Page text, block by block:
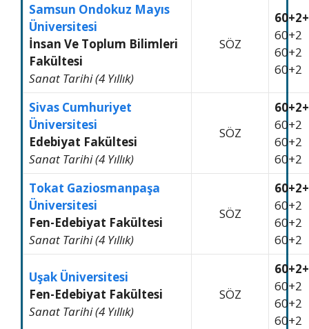
Samsun Ondokuz Mayıs
Üniversitesi
İnsan Ve Toplum Bilimleri
Fakültesi
Sanat Tarihi (4 Yıllık)
SÖZ
60+2
60+2
60+2
Sivas Cumhuriyet
Üniversitesi
Edebiyat Fakültesi
Sanat Tarihi (4 Yıllık)
SÖZ
60+2
60+2
60+2
Tokat Gaziosmanpaşa
Üniversitesi
Fen-Edebiyat Fakültesi
Sanat Tarihi (4 Yıllık)
SÖZ
60+2
60+2
60+2
Uşak Üniversitesi
Fen-Edebiyat Fakültesi
Sanat Tarihi (4 Yıllık)
SÖZ
60+2
60+2
60+2